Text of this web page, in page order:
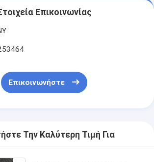
Επικοινωνίας
Επικοινωνήστε
Την Καλύτερη Τιμή Για